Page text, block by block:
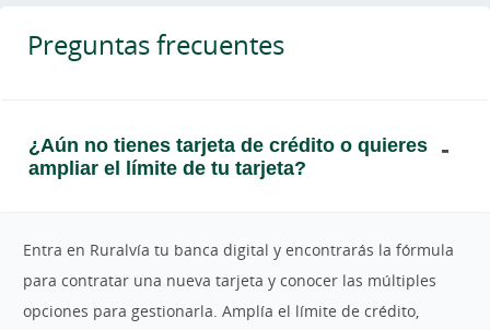
Preguntas frecuentes
¿Aún no tienes tarjeta de crédito o quieres
ampliar el límite de tu tarjeta?
Entra en Ruralvía tu banca digital y encontrarás la fórmula
para contratar una nueva tarjeta y conocer las múltiples
opciones para gestionarla. Amplía el límite de crédito,